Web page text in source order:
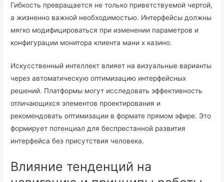
Гибкость превращается не только приветствуемой чертой,
а жизненно важной необходимостью. Интерфейсы должны
мягко модифицироваться при изменении параметров и
конфигурации монитора клиента мани х казино.
Искусственный интеллект влияет на визуальные варианты
через автоматическую оптимизацию интерфейсных
решений. Платформы могут исследовать эффективность
отличающихся элементов проектирования и
рекомендовать оптимизации в формате прямом эфире. Это
формирует потенциал для беспрестанной развития
интерфейса без присутствия человека.
Влияние тенденций на